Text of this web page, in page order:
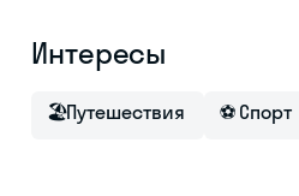
Интересы
🏖Путешествия ⚽ Спорт